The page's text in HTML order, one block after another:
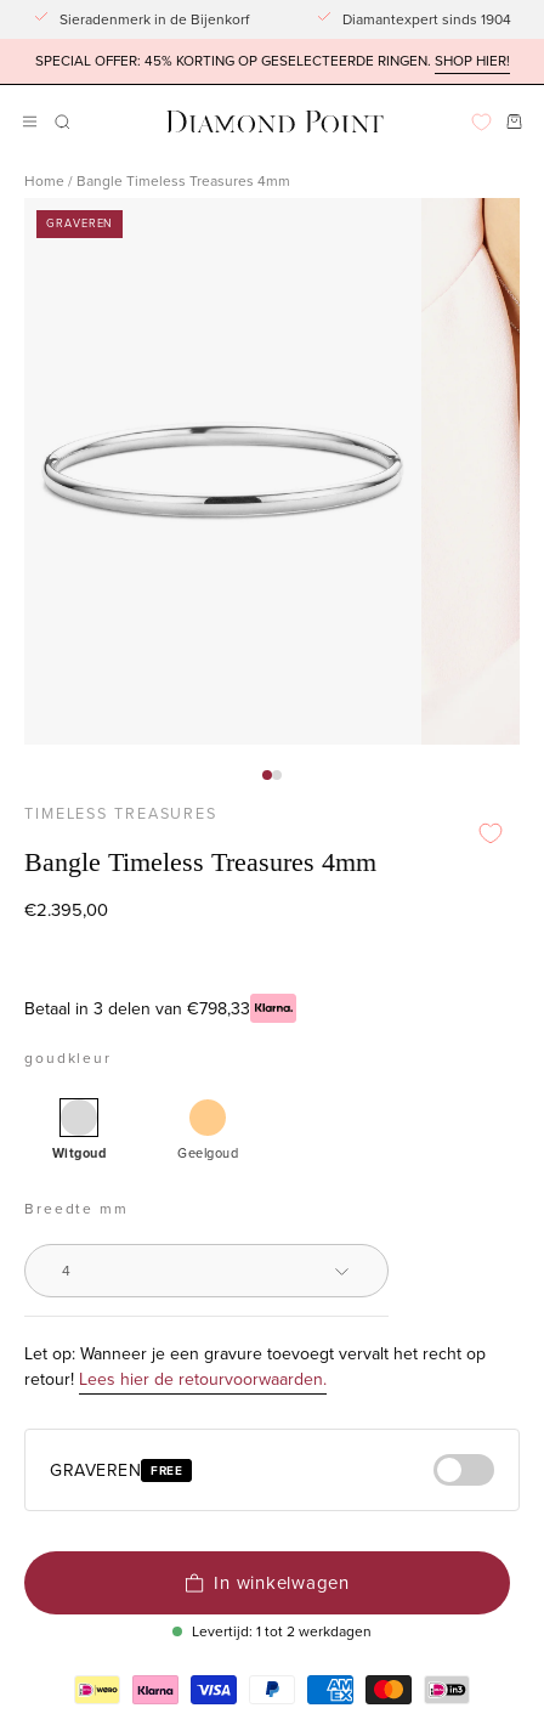
Doorgaan
naar
artikel
Sieradenmerk in de Bijenkorf
Diamantexpert sinds 1904
SPECIAL OFFER: 45% KORTING OP GESELECTEERDE RINGEN. SHOP HIER!
Navigatiemenu
ZOEKBALK
Home / Bangle Timeless Treasures 4mm
GRAVEREN
Afbeeldingslightbox
openen
openen
TIMELESS TREASURES
Bangle Timeless Treasures 4mm
€2.395,00
Betaal in 3 delen van €798,33
goudkleur
Bangle
Timeless
4mm
Witgoud
Bangle
Geelgoud
Breedte mm
4
Let op: Wanneer je een gravure toevoegt vervalt het recht op
retour! Lees hier de retourvoorwaarden.
GRAVEREN FREE
In winkelwagen
Levertijd: 1 tot 2 werkdagen